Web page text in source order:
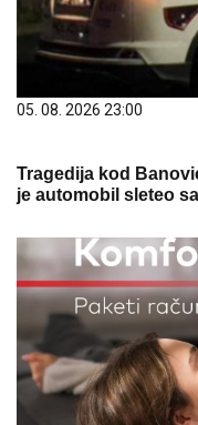
05. 08. 2026 23:00
Tragedija kod
je automobil sleteo